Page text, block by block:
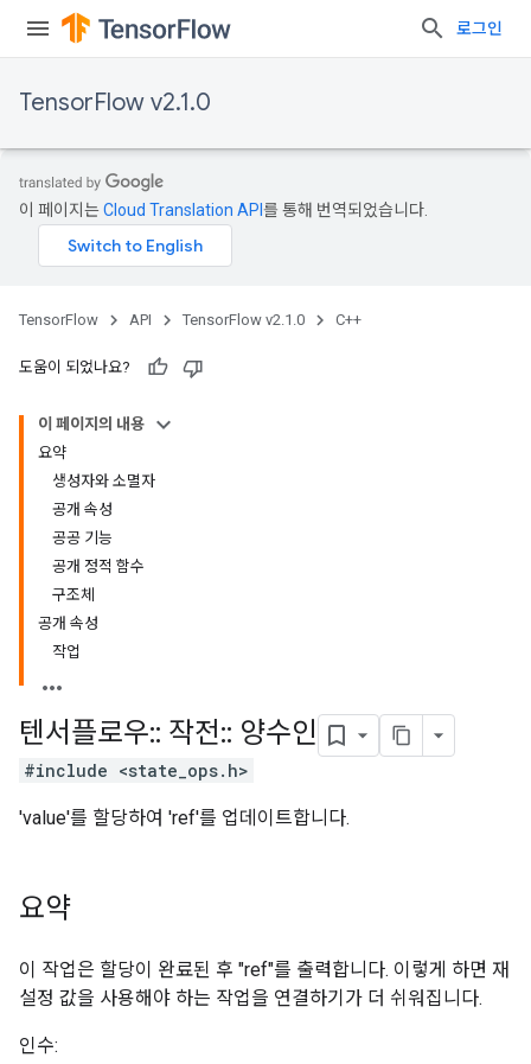
로그인
TensorFlow v2.1.0
이 페이지는Cloud Translation API 를 통해 번역되었습니다.
TensorFlow API TensorFlow v2.1.0 C++
도움이 되었나요?
이 페이지의 내용
요약
생성자와 소멸자
공개 속성
공공 기능
공개 정적 함수
구조체
공개 속성
작업
텐서플로우:: 작전:: 양수인
#include <state_ops.h>
'value'를 할당하여 'ref'를 업데이트합니다.
요약
이 작업은 할당이 완료된 후 "ref"를 출력합니다. 이렇게 하면 재
설정 값을 사용해야 하는 작업을 연결하기가 더 쉬워집니다.
인수: